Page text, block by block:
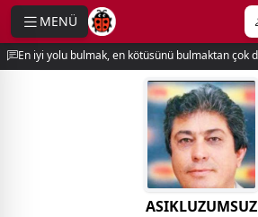
MENÜ
ASIKLUZUMSUZ
menu